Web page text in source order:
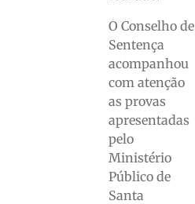
O Conselho de
Sentença
acompanhou
com atenção
as provas
apresentadas
pelo
Ministério
Público de
Santa